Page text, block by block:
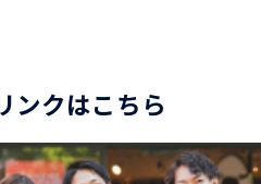
ンクはこちら